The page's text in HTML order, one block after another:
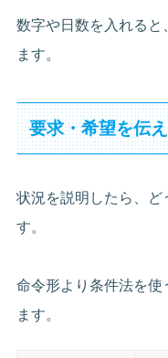
数字や日数を入れると
ます。
要求・希望を伝
状況を説明したら、ど
す。
命令形より条件法を使
ます。